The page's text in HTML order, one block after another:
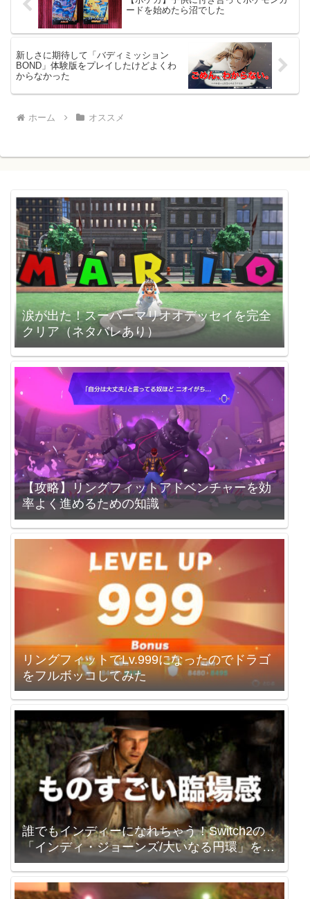
ードを始めたら沼でした
新しさに期待して「バディミッション
BOND」体験版をプレイしたけどよくわ
からなかった
ホーム オススメ
涙が出た！スーパーマリオオデッセイを完全
クリア（ネタバレあり）
【攻略】リングフィットアドベンチャーを効
率よく進めるための知識
リングフィットでLv.999になったのでドラゴ
をフルボッコしてみた
誰でもインディーになれちゃう！Switch2の
「インディ・ジョーンズ/大いなる円環」を買
いました。